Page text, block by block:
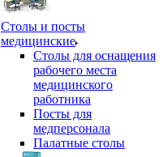
Столы и посты
медицинские
Столы для оснащения
рабочего места
медицинского
работника
Посты для
медперсонала
Палатные столы